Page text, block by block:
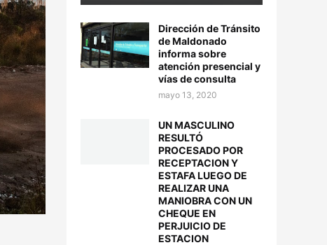
Dirección de Tránsito
de Maldonado
informa sobre
atención presencial y
vías de consulta
mayo 13, 2020
UN MASCULINO
RESULTÓ
PROCESADO POR
RECEPTACION Y
ESTAFA LUEGO DE
REALIZAR UNA
MANIOBRA CON UN
CHEQUE EN
PERJUICIO DE
ESTACION